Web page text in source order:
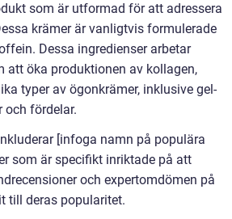
som är utformad för att adressera
krämer är vanligtvis formulerade
Dessa ingredienser arbetar
öka produktionen av kollagen,
typer av ögonkrämer, inklusive gel-
och fördelar.
[infoga namn på populära
som är specifikt inriktade på att
och expertomdömen på
till deras popularitet.